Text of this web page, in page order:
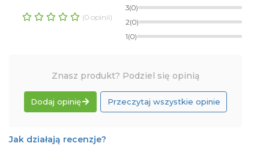
(0 opinii)
3(0)
2(0)
1(0)
Znasz produkt? Podziel się opinią
Dodaj opinię Przeczytaj wszystkie opinie
Jak działają recenzje?